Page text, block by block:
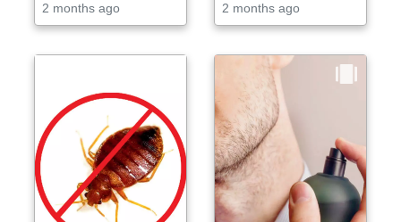
2 months ago 2 months ago